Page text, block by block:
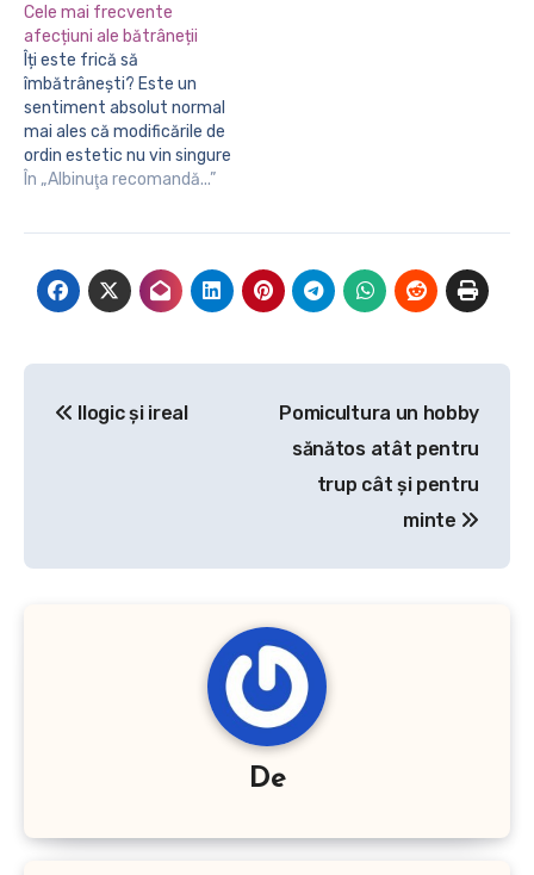
Cele mai frecvente
afecțiuni ale bătrâneții
îmbătrânești? Este un
sentiment absolut normal
mai ales că modificările de
ordin estetic nu vin singure
ci la pachet cu mai multe
predispus la dezvoltarea
anumitor patologii
proprietăți…
În „Albinuţa recomandă...”
Ilogic şi ireal
Pomicultura un hobby
sănătos atât pentru
trup cât și pentru
minte
De